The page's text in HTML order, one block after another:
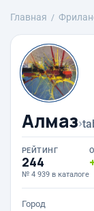
Главная
Алмаз›
РЕЙТИНГ
244
№ 4 939 в каталоге
Город